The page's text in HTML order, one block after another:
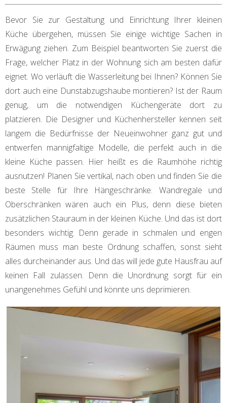
Bevor Sie zur Gestaltung und Einrichtung Ihrer kleinen
Küche übergehen, müssen Sie einige wichtige Sachen in
Erwägung ziehen. Zum Beispiel beantworten Sie zuerst die
Frage, welcher Platz in der Wohnung sich am besten dafür
eignet. Wo verläuft die Wasserleitung bei Ihnen? Können Sie
dort auch eine Dunstabzugshaube montieren? Ist der Raum
genug, um die notwendigen Küchengeräte dort zu
platzieren. Die Designer und Küchenhersteller kennen seit
langem die Bedürfnisse der Neueinwohner ganz gut und
entwerfen mannigfaltige Modelle, die perfekt auch in die
kleine Küche passen. Hier heißt es die Raumhöhe richtig
ausnutzen! Planen Sie vertikal, nach oben und finden Sie die
beste Stelle für Ihre Hängeschränke. Wandregale und
Oberschränken wären auch ein Plus, denn diese bieten
zusätzlichen Stauraum in der kleinen Küche. Und das ist dort
besonders wichtig. Denn gerade in schmalen und engen
Räumen muss man beste Ordnung schaffen, sonst sieht
alles durcheinander aus. Und das will jede gute Hausfrau auf
keinen Fall zulassen. Denn die Unordnung sorgt für ein
unangenehmes Gefühl und könnte uns deprimieren.